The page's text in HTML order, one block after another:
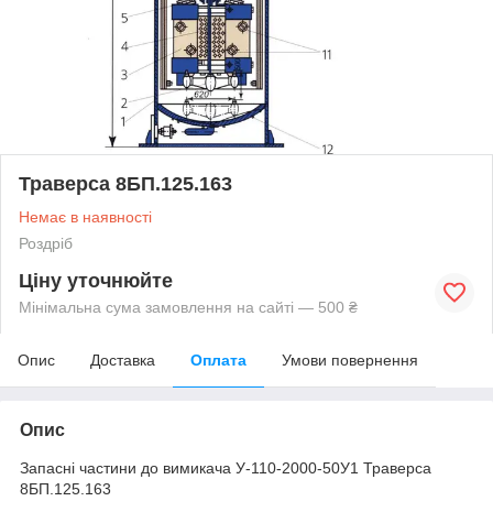
Траверса 8БП.125.163
Немає в наявності
Роздріб
Ціну уточнюйте
Мінімальна сума замовлення на сайті — 500 ₴
Опис Доставка Оплата Умови повернення
Опис
Запасні частини до вимикача У-110-2000-50У1 Траверса
8БП.125.163